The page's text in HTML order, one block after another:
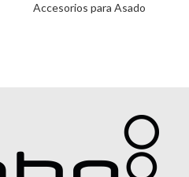
Accesorios para Asado